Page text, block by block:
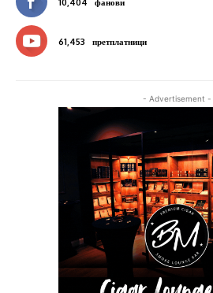
10,404 фанови
61,453 претплатници
- Advertisement -